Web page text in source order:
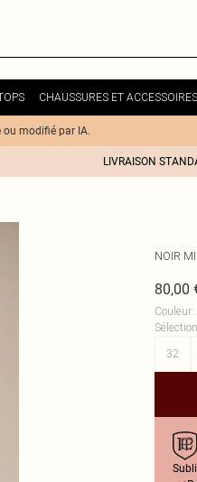
CHAUSSURES ET ACCESSOIRES
ou modifié par IA.
LIVRAISON
NOIR
80,00
Couleur:
32